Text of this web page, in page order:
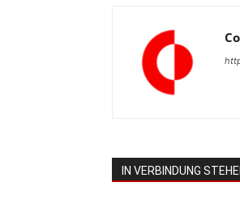
IN VERBINDUNG